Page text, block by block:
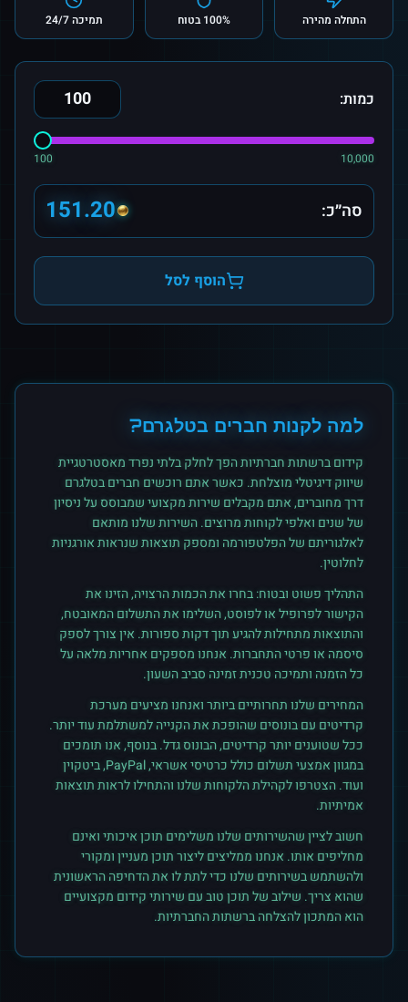
התחלה מהירה 100% בטוח תמיכה 24/7
כמות:
100 10,000
סה״כ: 151.20
הוסף לסל
למה לקנות חברים בטלגרם?
קידום ברשתות חברתיות הפך לחלק בלתי נפרד מאסטרטגיית
שיווק דיגיטלי מוצלחת. כאשר אתם רוכשים חבריםבטלגרם
דרך מחוברים, אתם מקבלים שירות מקצועי שמבוסס על ניסיון
של שנים ואלפי לקוחות מרוצים. השירות שלנו מותאם
לאלגוריתם של הפלטפורמה ומספק תוצאות שנראות אורגניות
לחלוטין.
התהליך פשוט ובטוח: בחרו את הכמות הרצויה, הזינו את
הקישור לפרופיל או לפוסט, השלימו את התשלום המאובטח,
והתוצאות מתחילות להגיע תוך דקות ספורות. אין צורך לספק
סיסמה או פרטי התחברות. אנחנו מספקים אחריות מלאה על
כל הזמנה ותמיכה טכנית זמינה סביב השעון.
המחירים שלנו תחרותיים ביותר ואנחנו מציעים מערכת
קרדיטים עם בונוסים שהופכת את הקנייה למשתלמת עוד יותר.
ככל שטוענים יותר קרדיטים, הבונוס גדל. בנוסף, אנו תומכים
במגוון אמצעי תשלום כולל כרטיסי אשראי, PayPal, ביטקוין
ועוד. הצטרפו לקהילת הלקוחות שלנו והתחילו לראות תוצאות
אמיתיות.
חשוב לציין שהשירותים שלנו משלימים תוכן איכותי ואינם
מחליפים אותו. אנחנו ממליצים ליצור תוכן מעניין ומקורי
ולהשתמש בשירותים שלנו כדי לתת לו את הדחיפה הראשונית
שהוא צריך. שילוב של תוכן טוב עם שירותי קידום מקצועיים
הוא המתכון להצלחה ברשתות החברתיות.